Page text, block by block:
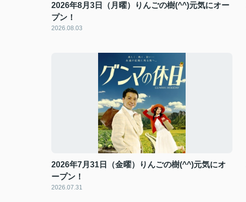
2026年8月3日（月曜）りんごの樹(^^)元気にオー
プン！
2026.08.03
2026年7月31日（金曜）りんごの樹(^^)元気にオ
ープン！
2026.07.31